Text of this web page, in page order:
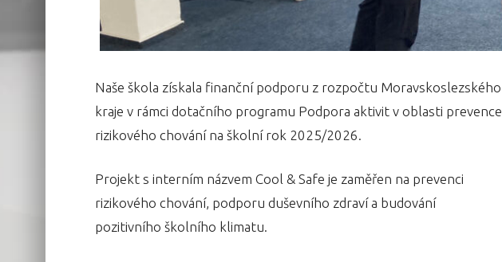
Naše škola získala finanční podporu z rozpočtu Moravskoslezského
kraje v rámci dotačního programu Podpora aktivit v oblasti prevence
rizikového chování na školní rok 2025/2026.
Projekt s interním názvem Cool & Safe je zaměřen na prevenci
rizikového chování, podporu duševního zdraví a budování
pozitivního školního klimatu.